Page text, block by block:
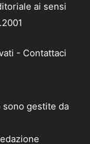
ai sensi
- Contattaci
gestite da